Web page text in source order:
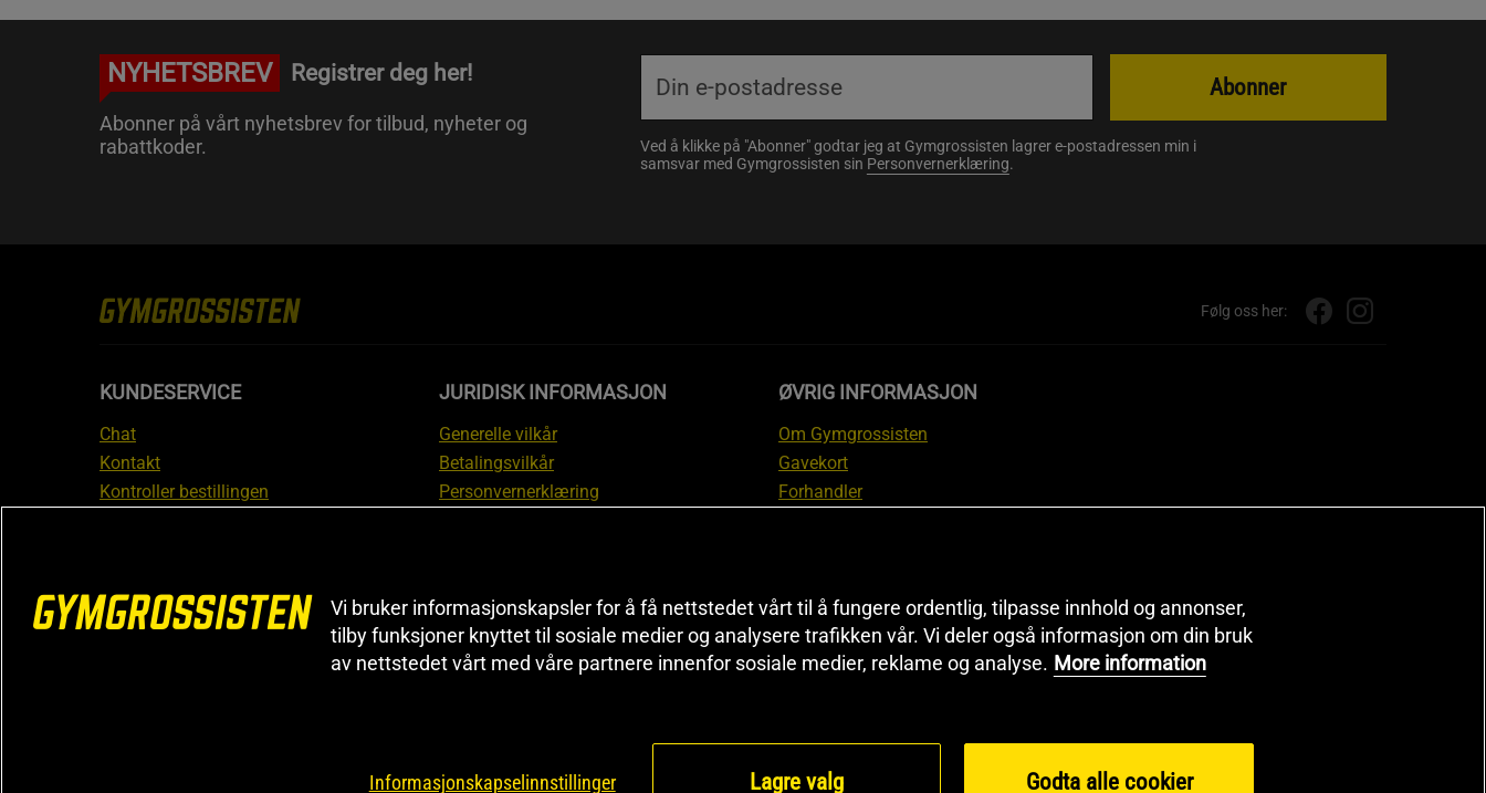
NYHETSBREV Registrer deg her!
Abonner på vårt nyhetsbrev for tilbud, nyheter og
rabattkoder.
Ved å klikke på "Abonner" godtar jeg at Gymgrossisten lagrer e-postadressen min i
samsvar med Gymgrossisten sin Personvernerklæring.
Abonner
Følg oss her:
KUNDESERVICE
Chat
Kontakt
Kontroller bestillingen
JURIDISK INFORMASJON
Generelle vilkår
Betalingsvilkår
Personvernerklæring
Informasjon om angrerett og
reklamasjon
Cookieinnstillinger
ØVRIG INFORMASJON
Om Gymgrossisten
Gavekort
Forhandler
Sitemap
Black Friday
Artikler & Øvelser
Vi bruker informasjonskapsler for å få nettstedet vårt til å fungere ordentlig, tilpasse innhold og annonser,
tilby funksjoner knyttet til sosiale medier og analysere trafikken vår. Vi deler også informasjon om din bruk
av nettstedet vårt med våre partnere innenfor sosiale medier, reklame og analyse. More information
Informasjonskapselinnstillinger Lagre valg Godta alle cookier